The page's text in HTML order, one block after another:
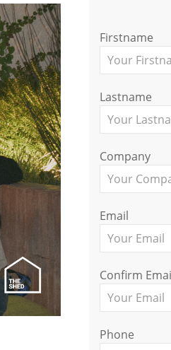
Firstname
Lastname
Company
Email
Confirm
Phone